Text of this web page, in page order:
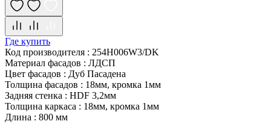
Где купить
Код производителя : 254H006W3/DK
Материал фасадов : ЛДСП
Цвет фасадов : Дуб Пасадена
Толщина фасадов : 18мм, кромка 1мм
Задняя стенка : HDF 3,2мм
Толщина каркаса : 18мм, кромка 1мм
Длина : 800 мм